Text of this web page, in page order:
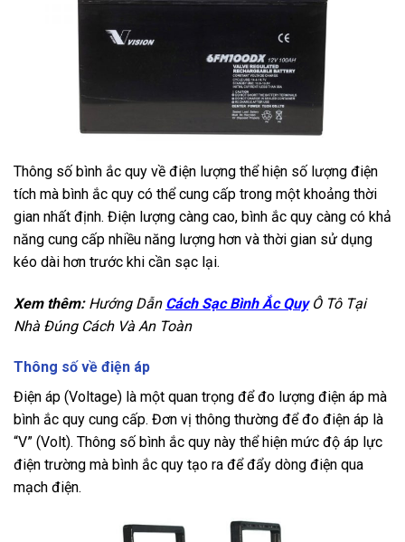
Thông số bình ắc quy về điện lượng thể hiện số lượng điện
tích mà bình ắc quy có thể cung cấp trong một khoảng thời
gian nhất định. Điện lượng càng cao, bình ắc quy càng có khả
năng cung cấp nhiều năng lượng hơn và thời gian sử dụng
kéo dài hơn trước khi cần sạc lại.
Xem thêm: Hướng Dẫn Cách Sạc Bình Ắc QuyÔ Tô Tại
Nhà Đúng Cách Và An Toàn
Thông số về điện áp
Điện áp (Voltage) là một quan trọng để đo lượng điện áp mà
bình ắc quy cung cấp. Đơn vị thông thường để đo điện áp là
“V” (Volt). Thông số bình ắc quy này thể hiện mức độ áp lực
điện trường mà bình ắc quy tạo ra để đẩy dòng điện qua
mạch điện.